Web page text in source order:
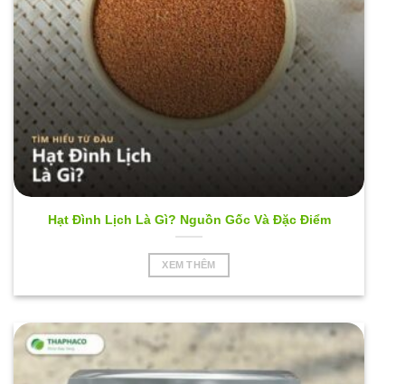
Hạt Đình Lịch Là Gì? Nguồn Gốc Và Đặc Điểm
XEM THÊM